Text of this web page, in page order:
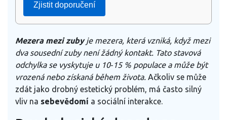
Zjistit doporučení
Mezera mezi zubyje mezera, která vzniká, když mezi
dva sousední zuby není žádný kontakt. Tato stavová
odchylka se vyskytuje u 10‑15 % populace a může být
vrozená nebo získaná během života. Ačkoliv se může
zdát jako drobný estetický problém, má často silný
vliv na sebevědomí a sociální interakce.